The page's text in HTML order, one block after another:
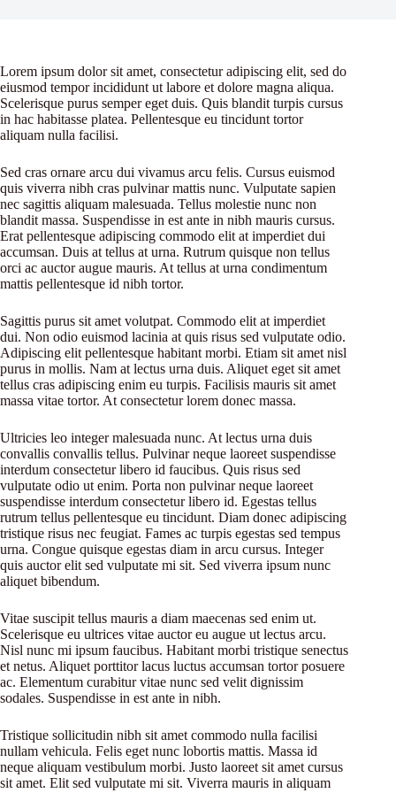
Lorem ipsum dolor sit amet, consectetur adipiscing elit, sed do
eiusmod tempor incididunt ut labore et dolore magna aliqua.
Scelerisque purus semper eget duis. Quis blandit turpis cursus
in hac habitasse platea. Pellentesque eu tincidunt tortor
aliquam nulla facilisi.
Sed cras ornare arcu dui vivamus arcu felis. Cursus euismod
quis viverra nibh cras pulvinar mattis nunc. Vulputate sapien
nec sagittis aliquam malesuada. Tellus molestie nunc non
blandit massa. Suspendisse in est ante in nibh mauris cursus.
Erat pellentesque adipiscing commodo elit at imperdiet dui
accumsan. Duis at tellus at urna. Rutrum quisque non tellus
orci ac auctor augue mauris. At tellus at urna condimentum
mattis pellentesque id nibh tortor.
Sagittis purus sit amet volutpat. Commodo elit at imperdiet
dui. Non odio euismod lacinia at quis risus sed vulputate odio.
Adipiscing elit pellentesque habitant morbi. Etiam sit amet nisl
purus in mollis. Nam at lectus urna duis. Aliquet eget sit amet
tellus cras adipiscing enim eu turpis. Facilisis mauris sit amet
massa vitae tortor. At consectetur lorem donec massa.
Ultricies leo integer malesuada nunc. At lectus urna duis
convallis convallis tellus. Pulvinar neque laoreet suspendisse
interdum consectetur libero id faucibus. Quis risus sed
vulputate odio ut enim. Porta non pulvinar neque laoreet
suspendisse interdum consectetur libero id. Egestas tellus
rutrum tellus pellentesque eu tincidunt. Diam donec adipiscing
tristique risus nec feugiat. Fames ac turpis egestas sed tempus
urna. Congue quisque egestas diam in arcu cursus. Integer
quis auctor elit sed vulputate mi sit. Sed viverra ipsum nunc
aliquet bibendum.
Vitae suscipit tellus mauris a diam maecenas sed enim ut.
Scelerisque eu ultrices vitae auctor eu augue ut lectus arcu.
Nisl nunc mi ipsum faucibus. Habitant morbi tristique senectus
et netus. Aliquet porttitor lacus luctus accumsan tortor posuere
ac. Elementum curabitur vitae nunc sed velit dignissim
sodales. Suspendisse in est ante in nibh.
Tristique sollicitudin nibh sit amet commodo nulla facilisi
nullam vehicula. Felis eget nunc lobortis mattis. Massa id
neque aliquam vestibulum morbi. Justo laoreet sit amet cursus
sit amet. Elit sed vulputate mi sit. Viverra mauris in aliquam